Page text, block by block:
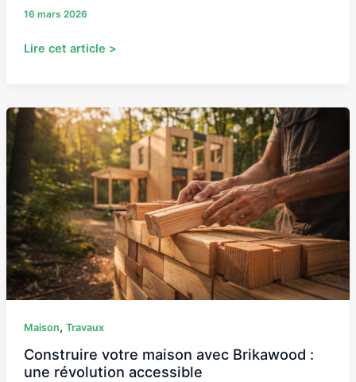
16 mars 2026
Lire cet article >
Maison, Travaux
Construire votre maison avec Brikawood :
une révolution accessible
Construire
votre
maison
avec
Brikawood
:
une
révolution
accessible